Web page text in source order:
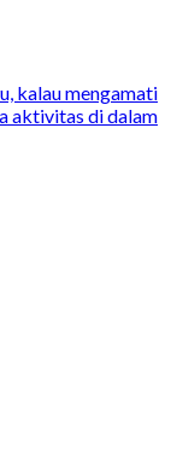
kalau mengamati
aktivitas di dalam